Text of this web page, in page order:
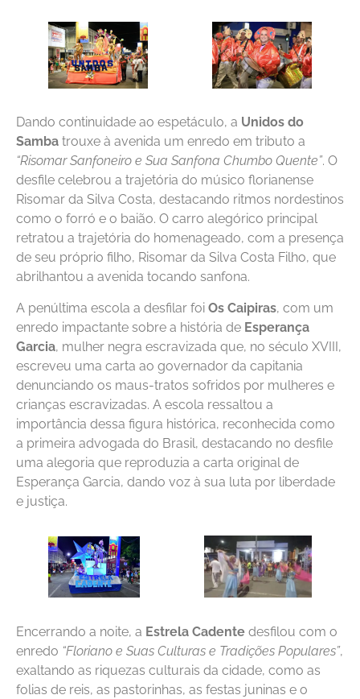
Dando continuidade ao espetáculo, a Unidos do
Samba trouxe à avenida um enredo em tributo a
“Risomar Sanfoneiro e Sua Sanfona Chumbo Quente”. O
desfile celebrou a trajetória do músico florianense
Risomar da Silva Costa, destacando ritmos nordestinos
como o forró e o baião. O carro alegórico principal
retratou a trajetória do homenageado, com a presença
de seu próprio filho, Risomar da Silva Costa Filho, que
abrilhantou a avenida tocando sanfona.
A penúltima escola a desfilar foi Os Caipiras, com um
enredo impactante sobre a história de Esperança
Garcia, mulher negra escravizada que, no século XVIII,
escreveu uma carta ao governador da capitania
denunciando os maus-tratos sofridos por mulheres e
crianças escravizadas. A escola ressaltou a
importância dessa figura histórica, reconhecida como
a primeira advogada do Brasil, destacando no desfile
uma alegoria que reproduzia a carta original de
Esperança Garcia, dando voz à sua luta por liberdade
e justiça.
Encerrando a noite, a Estrela Cadente desfilou com o
enredo “Floriano e Suas Culturas e Tradições Populares”,
exaltando as riquezas culturais da cidade, como as
folias de reis, as pastorinhas, as festas juninas e o